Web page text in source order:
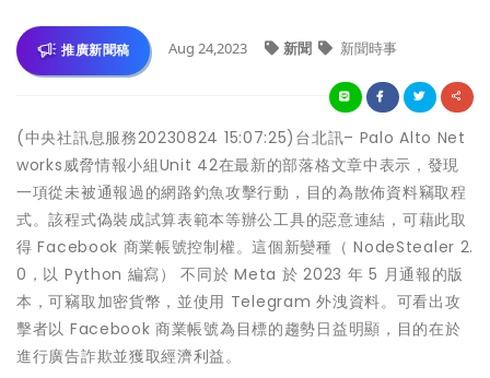
推廣新聞稿 Aug 24,2023 新聞 新聞時事
(中央社訊息服務20230824 15:07:25)台北訊– Palo Alto Net
works威脅情報小組Unit 42在最新的部落格文章中表示，發現
一項從未被通報過的網路釣魚攻擊行動，目的為散佈資料竊取程
式。該程式偽裝成試算表範本等辦公工具的惡意連結，可藉此取
得 Facebook 商業帳號控制權。這個新變種（ NodeStealer 2.
0，以 Python 編寫） 不同於 Meta 於 2023 年 5 月通報的版
本，可竊取加密貨幣，並使用 Telegram 外洩資料。可看出攻
擊者以 Facebook 商業帳號為目標的趨勢日益明顯，目的在於
進行廣告詐欺並獲取經濟利益。